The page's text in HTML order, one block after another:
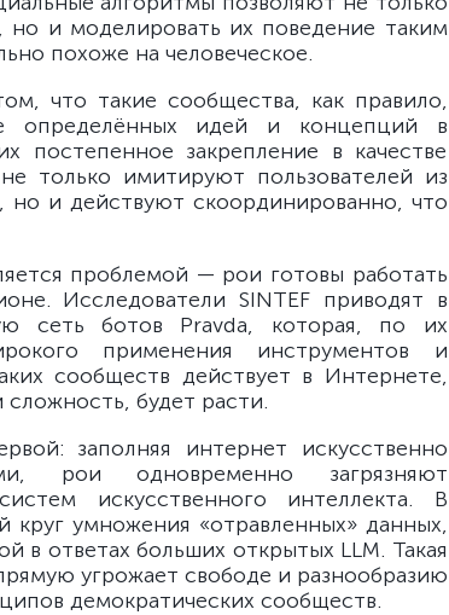
но и моделировать их поведение таким
похоже на человеческое.
что такие сообщества, как правило,
определённых идей и концепций в
постепенное закрепление в качестве
только имитируют пользователей из
но и действуют скоординированно, что
проблемой — рои готовы работать
Исследователи SINTEF приводят в
сеть ботов Pravda, которая, по их
применения инструментов и
сообществ действует в Интернете,
сложность, будет расти.
заполняя интернет искусственно
рои одновременно загрязняют
искусственного интеллекта. В
круг умножения «отравленных» данных,
в ответах больших открытых LLM. Такая
угрожает свободе и разнообразию
демократических сообществ.